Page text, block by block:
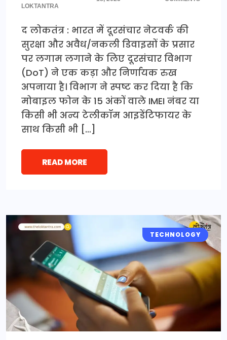
LOKTANTRA
द लोकतंत्र : भारत में दूरसंचार नेटवर्क की
सुरक्षा और अवैध/नकली डिवाइसों के प्रसार
पर लगाम लगाने के लिए दूरसंचार विभाग
(DoT) ने एक कड़ा और निर्णायक रुख
अपनाया है। विभाग ने स्पष्ट कर दिया है कि
मोबाइल फोन के 15 अंकों वाले IMEI नंबर या
किसी भी अन्य टेलीकॉम आइडेंटिफायर के
साथ किसी भी […]
READ MORE
TECHNOLOGY